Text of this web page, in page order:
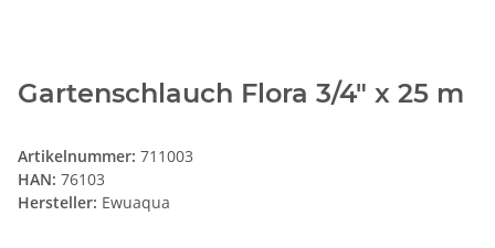
Gartenschlauch Flora 3/4" x 25 m
Artikelnummer: 711003
HAN: 76103
Hersteller: Ewuaqua